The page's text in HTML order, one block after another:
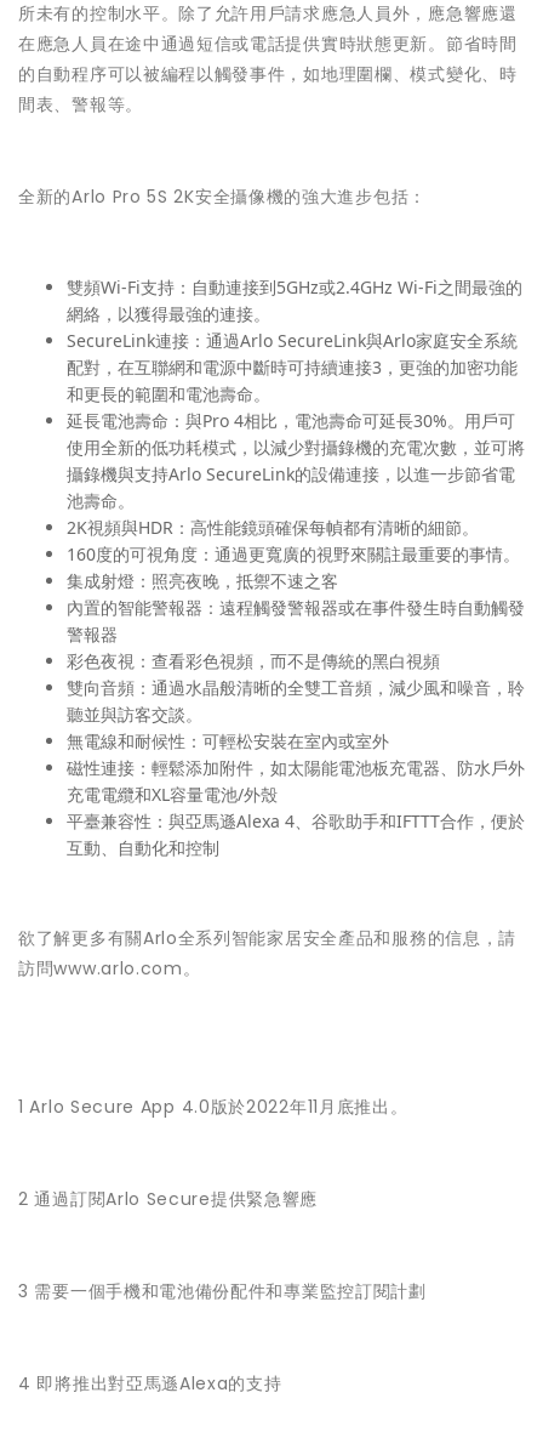
所未有的控制水平。除了允許用戶請求應急人員外，應急響應還
在應急人員在途中通過短信或電話提供實時狀態更新。節省時間
的自動程序可以被編程以觸發事件，如地理圍欄、模式變化、時
間表、警報等。
全新的Arlo Pro 5S 2K安全攝像機的強大進步包括：
雙頻Wi-Fi支持： 自動連接到5GHz或2.4GHz Wi-Fi之間最強的
網絡，以獲得最強的連接。
SecureLink連接： 通過Arlo SecureLink與Arlo家庭安全系統
配對，在互聯網和電源中斷時可持續連接3，更強的加密功能
和更長的範圍和電池壽命。
延長電池壽命： 與Pro 4相比，電池壽命可延長30%。用戶可
使用全新的低功耗模式，以減少對攝錄機的充電次數，並可將
攝錄機與支持Arlo SecureLink的設備連接，以進一步節省電
池壽命。
2K視頻與HDR： 高性能鏡頭確保每幀都有清晰的細節。
160度的可視角度： 通過更寬廣的視野來關註最重要的事情。
集成射燈： 照亮夜晚，抵禦不速之客
內置的智能警報器： 遠程觸發警報器或在事件發生時自動觸發
警報器
彩色夜視： 查看彩色視頻，而不是傳統的黑白視頻
雙向音頻： 通過水晶般清晰的全雙工音頻，減少風和噪音，聆
聽並與訪客交談。
無電線和耐候性： 可輕松安裝在室內或室外
磁性連接： 輕鬆添加附件，如太陽能電池板充電器、防水戶外
充電電纜和XL容量電池/外殼
平臺兼容性： 與亞馬遜Alexa 4、谷歌助手和IFTTT合作，便於
互動、自動化和控制
欲了解更多有關Arlo全系列智能家居安全產品和服務的信息，請
訪問www.arlo.com。
1 Arlo Secure App 4.0版於2022年11月底推出。
2 通過訂閱Arlo Secure提供緊急響應
3 需要一個手機和電池備份配件和專業監控訂閱計劃
4 即將推出對亞馬遜Alexa的支持